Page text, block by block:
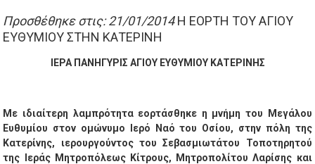
Προσθέθηκε στις: 21/01/2014Η ΕΟΡΤΗ ΤΟΥ ΑΓΙΟΥ
ΕΥΘΥΜΙΟΥ ΣΤΗΝ ΚΑΤΕΡΙΝΗ
ΙΕΡΑ ΠΑΝΗΓΥΡΙΣ ΑΓΙΟΥ ΕΥΘΥΜΙΟΥ ΚΑΤΕΡΙΝΗΣ
Με ιδιαίτερη λαμπρότητα εορτάσθηκε η μνήμη του Μεγάλου
Ευθυμίου στον ομώνυμο Ιερό Ναό του Οσίου, στην πόλη της
Κατερίνης, ιερουργούντος του Σεβασμιωτάτου Τοποτηρητού
της Ιεράς Μητροπόλεως Κίτρους, Μητροπολίτου Λαρίσης και